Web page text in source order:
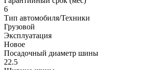
6
Тип автомобиля/Техники
Грузовой
Эксплуатация
Новое
Посадочный диаметр шины
22.5